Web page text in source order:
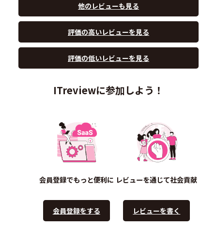
他のレビューも見る
評価の高いレビューを見る
評価の低いレビューを見る
ITreviewに参加しよう！
会員登録でもっと便利に
会員登録をする
レビューを通じて社会貢献
レビューを書く